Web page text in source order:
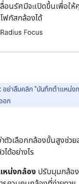
ลื่อนรัศมีจะเปิดขึ้นเพื่อใ
ฟกัสกล้องได้
อย่าลืมคลิก "บันทึกตำแหน่ง
อก
าตัวเลือกกล้องขั้นสูงช่ว
ด้อย่างไร
หน่งกล้อง ปรับมุมกล้อ